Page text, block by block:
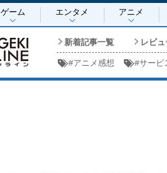
ゲーム エンタメ アニメ
新着記事一覧 レビ
#アニメ感想 #サービ